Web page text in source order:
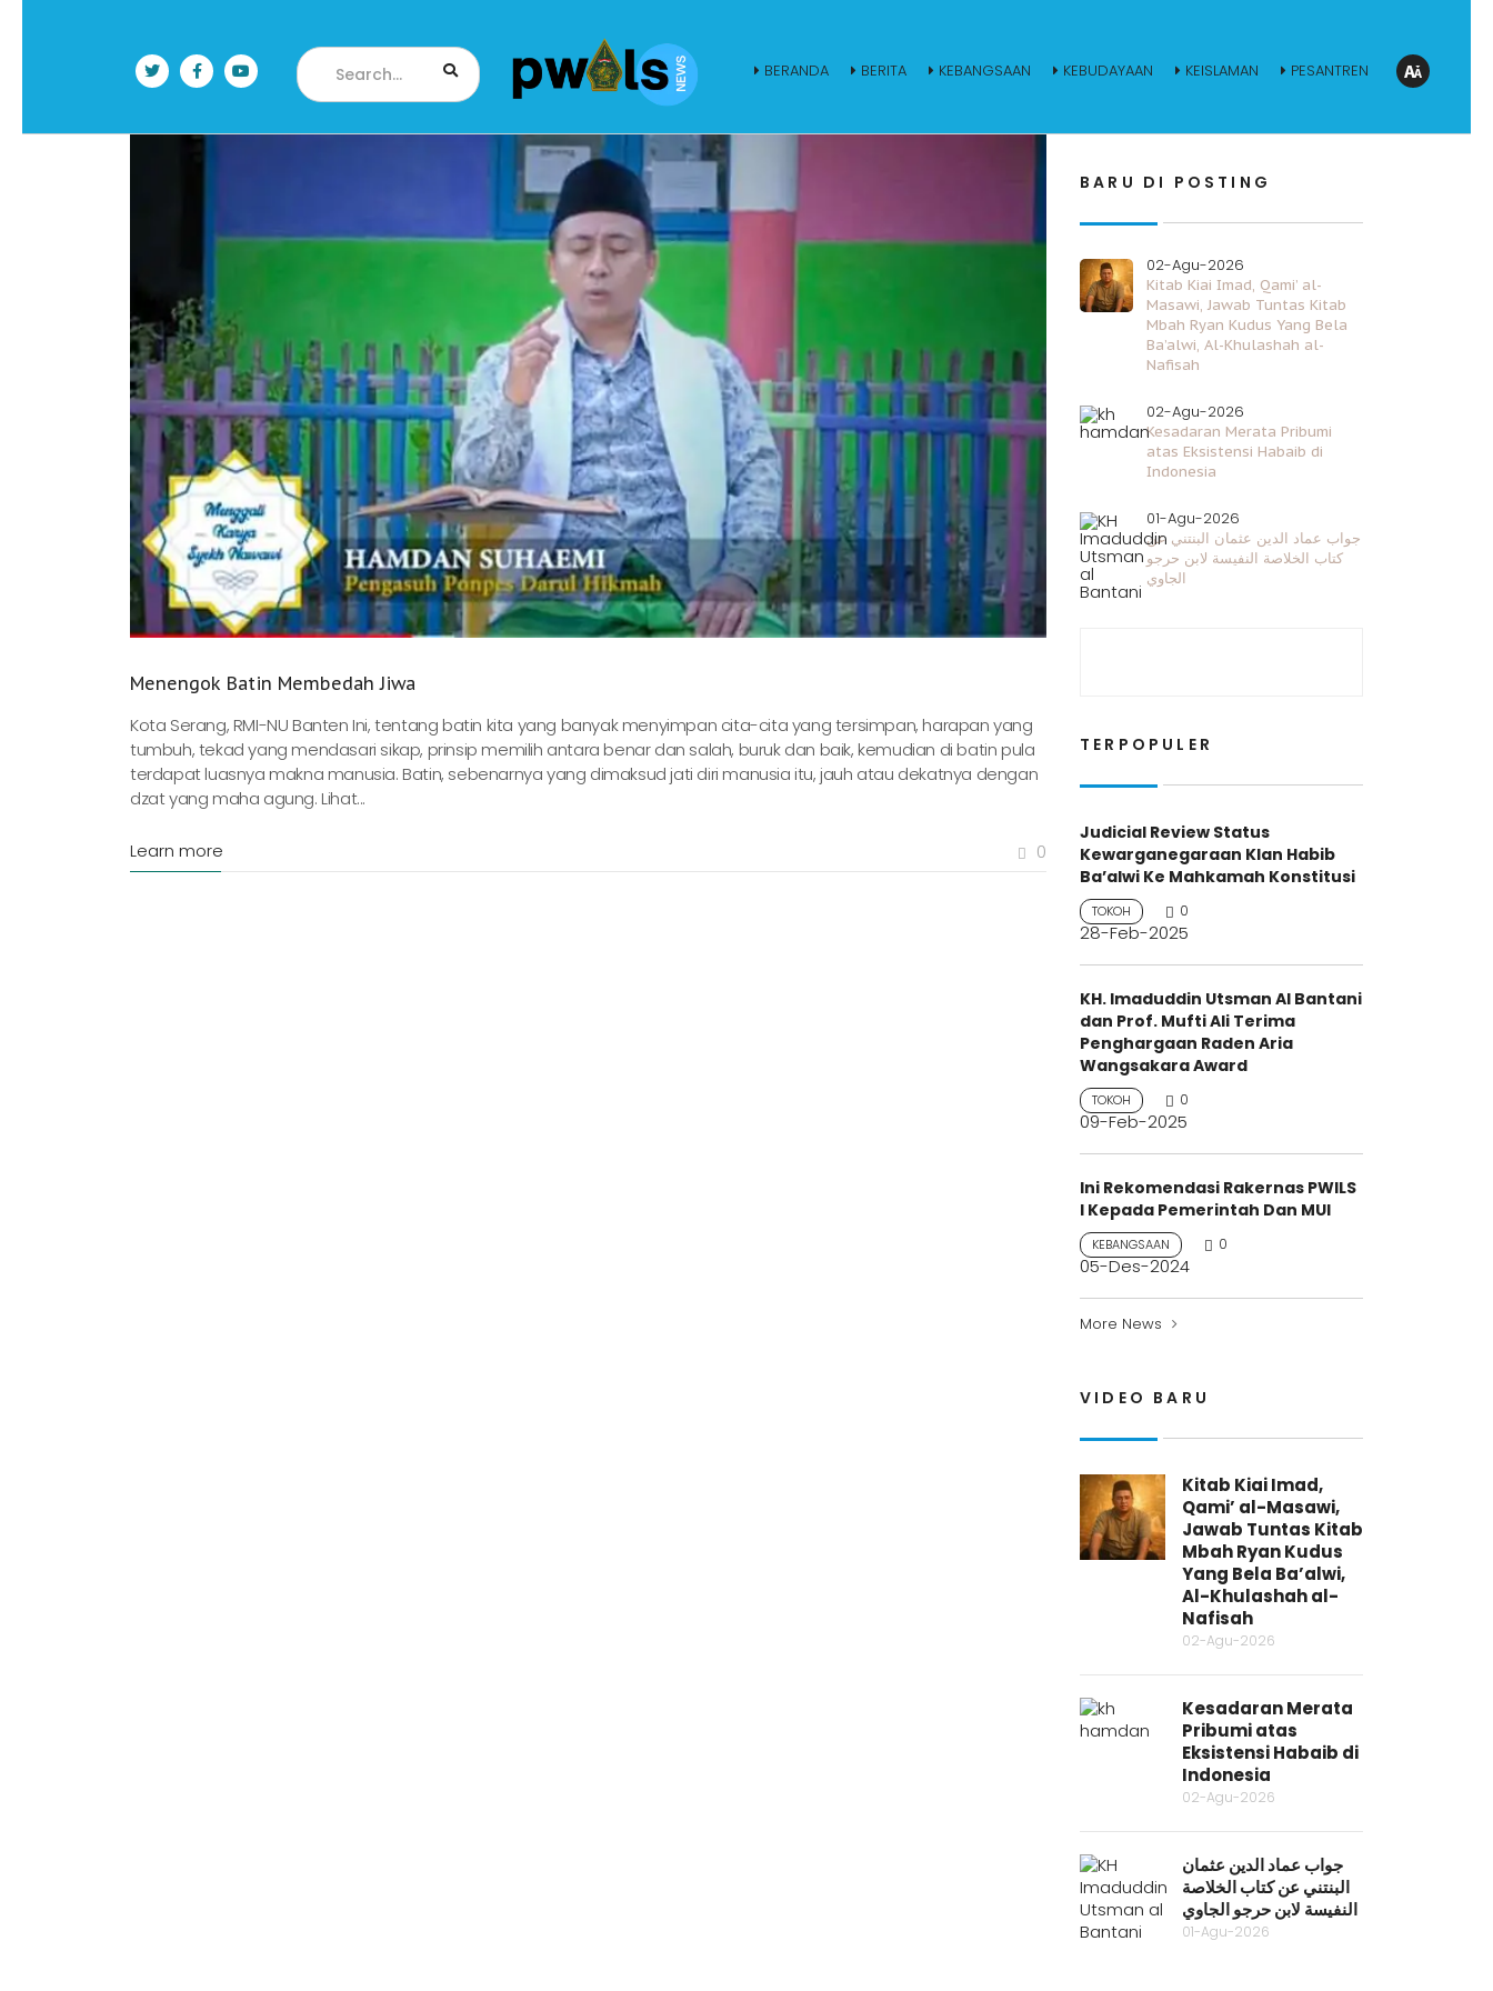
BERANDA BERITA KEBANGSAAN KEBUDAYAAN KEISLAMAN PESANTREN
Menengok Batin Membedah Jiwa
Kota Serang, RMI-NU Banten Ini, tentang batin kita yang banyak menyimpan cita-cita yang tersimpan, harapan yang
tumbuh, tekad yang mendasari sikap, prinsip memilih antara benar dan salah, buruk dan baik, kemudian di batin pula
terdapat luasnya makna manusia. Batin, sebenarnya yang dimaksud jati diri manusia itu, jauh atau dekatnya dengan
dzat yang maha agung. Lihat...
Learn more 0
BARU DI POSTING
Kitab Kiai Imad, Qami’ al-
Masawi, Jawab Tuntas Kitab
Mbah Ryan Kudus Yang Bela
Ba’alwi, Al-Khulashah al-
Nafisah
02-Agu-2026
Kesadaran Merata Pribumi
atas Eksistensi Habaib di
Indonesia
02-Agu-2026
جواب عماد الدين عثمان البنتني عن
كتاب الخلاصة النفيسة لابن حرجو
الجاوي
01-Agu-2026
TERPOPULER
Judicial Review Status
Kewarganegaraan Klan Habib
Ba’alwi Ke Mahkamah Konstitusi
TOKOH 0
28-Feb-2025
KH. Imaduddin Utsman Al Bantani
dan Prof. Mufti Ali Terima
Penghargaan Raden Aria
Wangsakara Award
TOKOH 0
09-Feb-2025
Ini Rekomendasi Rakernas PWILS
I Kepada Pemerintah Dan MUI
KEBANGSAAN 0
05-Des-2024
More News
VIDEO BARU
Kitab Kiai Imad,
Qami’ al-Masawi,
Jawab Tuntas Kitab
Mbah Ryan Kudus
Yang Bela Ba’alwi,
Al-Khulashah al-
Nafisah
02-Agu-2026
Kesadaran Merata
Pribumi atas
Eksistensi Habaib di
Indonesia
02-Agu-2026
جواب عماد الدين عثمان
البنتني عن كتاب الخلاصة
النفيسة لابن حرجو الجاوي
01-Agu-2026